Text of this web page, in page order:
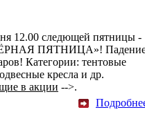
12.00 следющей пятницы -
ПЯТНИЦА»!
Категории: тентовые
кресла и др.
в акции -->.